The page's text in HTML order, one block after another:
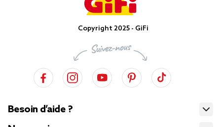
Copyright 2025 - GiFi
Besoin d’aide ?